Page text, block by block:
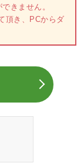
きません。
頂き、PCからダ